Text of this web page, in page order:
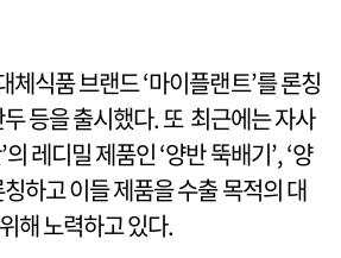
체식품 브랜드 ‘마이플랜트’를 론칭
등을 출시했다. 또 최근에는 자사
레디밀 제품인 ‘양반 뚝배기’, ‘양
하고 이들 제품을 수출 목적의 대
해 노력하고 있다.